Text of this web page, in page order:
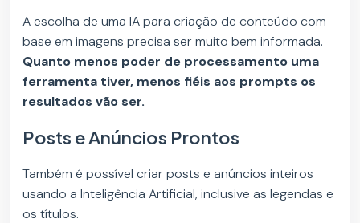
A escolha de uma IA para criação de conteúdo com
base em imagens precisa ser muito bem informada.
Quanto menos poder de processamento uma
ferramenta tiver, menos fiéis aos prompts os
resultados vão ser.
Posts e Anúncios Prontos
Também é possível criar posts e anúncios inteiros
usando a Inteligência Artificial, inclusive as legendas e
os títulos.